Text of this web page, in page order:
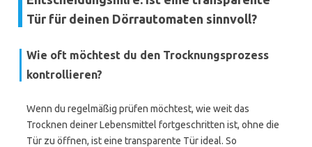
Tür für deinen Dörrautomaten sinnvoll?
Wie oft möchtest du den Trocknungsprozess
kontrollieren?
Wenn du regelmäßig prüfen möchtest, wie weit das
Trocknen deiner Lebensmittel fortgeschritten ist, ohne die
Tür zu öffnen, ist eine transparente Tür ideal. So